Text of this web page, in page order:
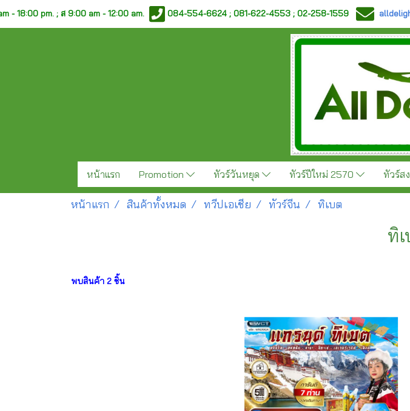
- 18:00 pm. ;ส 9:00 am - 12:00 am. 084-554-6624 ; 081-622-4553 ; 02-258-1559
หน้าแรก Promotion ทัวร์วันหยุด ทัวร์ปีใหม่ 2570 ทัวร์ส
หน้าแรก สินค้าทั้งหมด ทวีปเอเชีย ทัวร์จีน ทิเบต
ทิ
พบสินค้า 2 ชิ้น